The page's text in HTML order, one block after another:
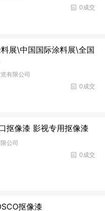
0成交
展\中国国际涂料展\全国
有限公司
0成交
抠像漆 影视专用抠像漆
公司
0成交
抠像漆